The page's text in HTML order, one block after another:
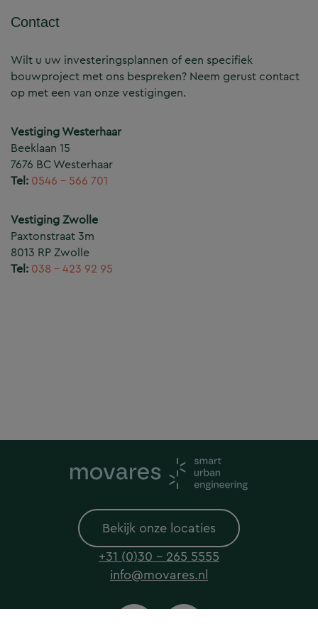
Contact
Wilt u uw investeringsplannen of een specifiek
bouwproject met ons bespreken? Neem gerust contact
op met een van onze vestigingen.
Vestiging Westerhaar
Beeklaan 15
7676 BC Westerhaar
Tel: 0546 – 566 701
Vestiging Zwolle
Paxtonstraat 3m
8013 RP Zwolle
Tel: 038 – 423 92 95
Bekijk onze locaties
+31 (0)30 - 265 5555
info@movares.nl